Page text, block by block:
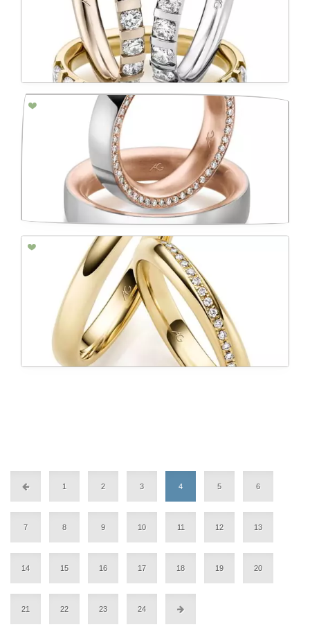
1 2 3 4 5 6
7 8 9 10 11 12 13
14 15 16 17 18 19 20
21 22 23 24